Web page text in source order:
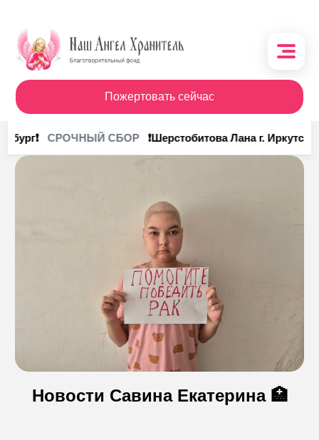
Пожертовать сейчас
О фонде
Поступления
Кому помогли
Получить помощь
Сотрудничество
Контакты
СРОЧНЫЙ СБОР ❗Шерстобитова Лана г. Иркутск❗
Новости Савина Екатерина 🏥